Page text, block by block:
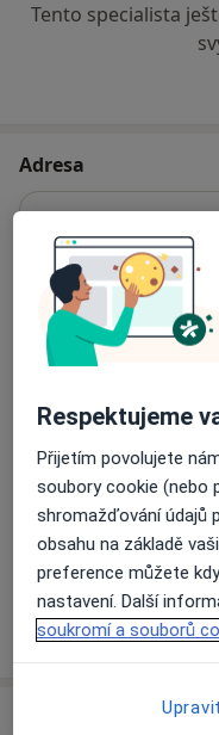
Tento specialista
Adresa
Vendryně 906,
Co mám v takové
Způsoby platby
Na teto adrese
Detaily
Respektujeme
Přijetím povolujete
soubory cookie (nebo
shromažďování údajů
obsahu na základě
preference můžete
nastavení. Další
soukromí a souborů